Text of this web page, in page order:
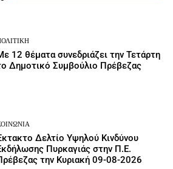
12 θέματα συνεδριάζει την Τετάρτη
Δημοτικό Συμβούλιο Πρέβεζας
Δελτίο Υψηλού Κινδύνου
Πυρκαγιάς στην Π.Ε.
την Κυριακή 09-08-2026